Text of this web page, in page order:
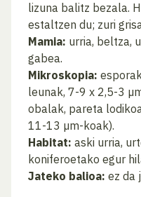
lizuna balitz bezala.
estaltzen du; zuri
Mamia: urria, beltza,
gabea.
Mikroskopia:
leunak, 7-9 x 2,5-3
obalak, pareta
11-13 µm-koak).
Habitat: aski urria,
koniferoetako egur
Jateko balioa: ez da